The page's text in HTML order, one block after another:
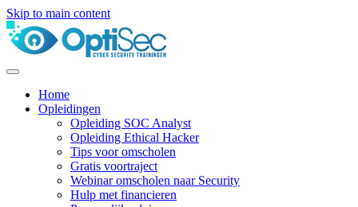
Skip to main content
Home
Opleidingen
Opleiding SOC Analyst
Opleiding Ethical Hacker
Tips voor omscholen
Gratis voortraject
Webinar omscholen naar Security
Hulp met financieren